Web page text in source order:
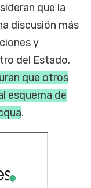
que la
discusión más
y
del Estado.
que otros
esquema de
.